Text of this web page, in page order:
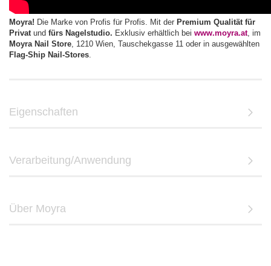
Moyra! Die Marke von Profis für Profis. Mit der Premium Qualität für
Privat und fürs Nagelstudio. Exklusiv erhältlich bei www.moyra.at, im
Moyra Nail Store , 1210 Wien, Tauschekgasse 11 oder in ausgewählten
Flag-Ship Nail-Stores
Eigenschaften
Verarbeitung/Anwendung
Über Moyra